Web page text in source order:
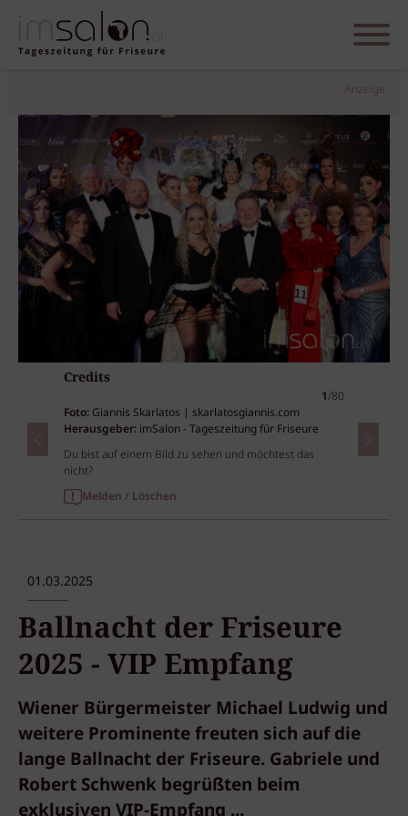
Anzeige
Credits
1/80
Foto: Giannis Skarlatos | skarlatosgiannis.com
Herausgeber: imSalon - Tageszeitung für Friseure
Du bist auf einem Bild zu sehen und möchtest das
nicht?
Melden / Löschen
01.03.2025
Ballnacht der Friseure
2025 - VIP Empfang
Wiener Bürgermeister Michael Ludwig und
weitere Prominente freuten sich auf die
lange Ballnacht der Friseure. Gabriele und
Robert Schwenk begrüßten beim